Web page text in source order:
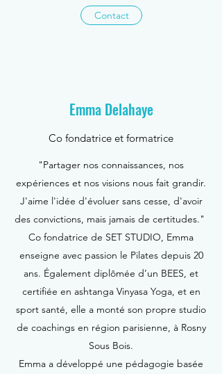
Contact
Emma Delahaye
Co fondatrice et formatrice
"Partager nos connaissances, nos
expériences et nos visions nous fait grandir.
J'aime l'idée d'évoluer sans cesse, d'avoir
des convictions, mais jamais de certitudes."
Co fondatrice de SET STUDIO, Emma
enseigne avec passion le Pilates depuis 20
ans. Également diplômée d’un BEES, et
certifiée en ashtanga Vinyasa Yoga, et en
sport santé, elle a monté son propre studio
de coachings en région parisienne, à Rosny
Sous Bois.
Emma a développé une pédagogie basée